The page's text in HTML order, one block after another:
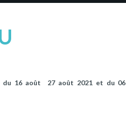
du 16 août 27 août 2021 et du 06